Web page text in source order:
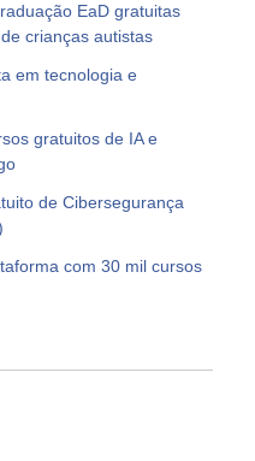
EaD gratuitas
crianças autistas
em tecnologia e
gratuitos de IA e
de Cibersegurança
com 30 mil cursos